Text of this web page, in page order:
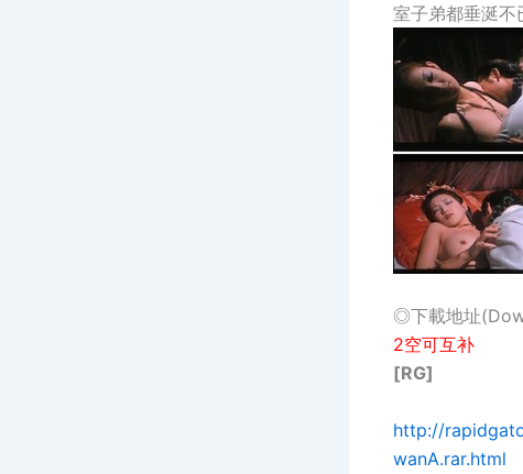
室子弟都垂涎
◎下載地址
2空可互补
[RG]
http://
wanA.rar.html